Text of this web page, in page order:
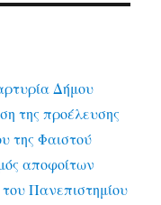
Δήμου
της προέλευσης
της Φαιστού
αποφοίτων
Πανεπιστημίου